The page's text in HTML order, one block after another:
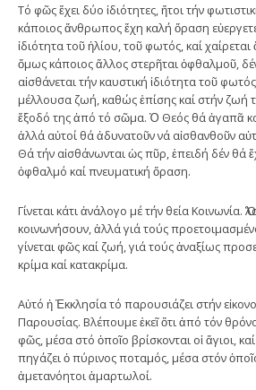
Τό φῶς ἔχει δύο ἰδιότητες, ἤτοι τήν
κάποιος ἄνθρωπος ἔχη καλή ὅραση
ἰδιότητα τοῦ ἡλίου, τοῦ φωτός, καί
ὅμως κάποιος ἄλλος στερῆται ὀφθαλμοῦ,
αἰσθάνεται τήν καυστική ἰδιότητα τοῦ
μέλλουσα ζωή, καθώς ἐπίσης καί στήν ζωή
ἔξοδό της ἀπό τό σῶμα. Ὁ Θεός θά ἀγαπᾶ
ἀλλά αὐτοί θά ἀδυνατοῦν νά αἰσθανθοῦν
Θά τήν αἰσθάνωνται ὡς πῦρ, ἐπειδή δέν θά
ὀφθαλμό καί πνευματική ὅραση.
Γίνεται κάτι ἀνάλογο μέ τήν θεία Κοινωνία.
κοινωνήσουν, ἀλλά γιά τούς
γίνεται φῶς καί ζωή, γιά τούς ἀναξίως
κρίμα καί κατακρίμα.
Αὐτό ἡ Ἐκκλησία τό παρουσιάζει στήν
Παρουσίας. Βλέπουμε ἐκεῖ ὅτι ἀπό τόν
φῶς, μέσα στό ὁποῖο βρίσκονται οἱ ἅγιοι,
πηγάζει ὁ πύρινος ποταμός, μέσα στόν
ἀμετανόητοι ἁμαρτωλοί.